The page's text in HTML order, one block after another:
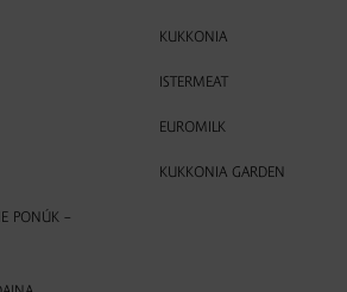
PONÚK –
KUKKONIA
ISTERMEAT
EUROMILK
KUKKONIA GARDEN